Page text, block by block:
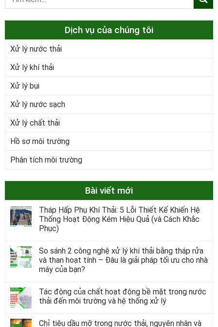
Dịch vụ của chúng tôi
Xử lý nước thải
Xử lý khí thải
Xử lý bụi
Xử lý nước sạch
Xử lý chất thải
Hồ sơ môi trường
Phân tích môi trường
Bài viết mới
Tháp Hấp Phụ Khí Thải: 5 Lỗi Thiết Kế Khiến Hệ
Thống Hoạt Động Kém Hiệu Quả (và Cách Khắc
Phục)
So sánh 2 công nghệ xử lý khí thải bằng tháp rửa
và than hoạt tính – Đâu là giải pháp tối ưu cho nhà
máy của bạn?
Tác động của chất hoạt động bề mặt trong nước
thải đến môi trường và hệ thống xử lý
Chỉ tiêu dầu mỡ trong nước thải, nguyên nhân và